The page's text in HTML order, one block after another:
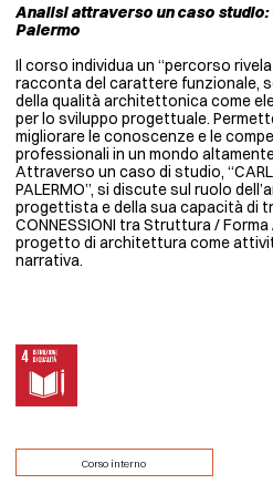
Analisi attraverso un caso studio:
Palermo
Il corso individua un “percorso
racconta del carattere funzionale,
della qualità architettonica come
per lo sviluppo progettuale.
migliorare le conoscenze e le
professionali in un mondo
Attraverso un caso di studio,
PALERMO”, si discute sul ruolo
progettista e della sua capacità di
CONNESSIONI tra Struttura /
progetto di architettura come
narrativa.
Corso interno